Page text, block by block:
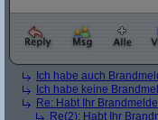
Ich habe auch
Ich habe keine
Re: Habt Ihr
Re(2): Habt Ihr